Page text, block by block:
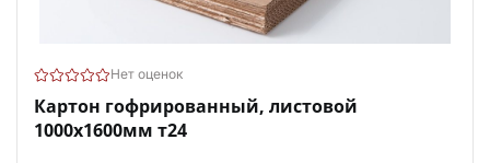
Нет оценок
Картон гофрированный, листовой
1000х1600мм т24